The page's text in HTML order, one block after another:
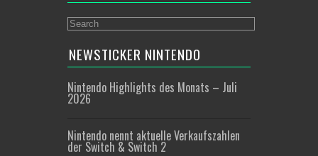
NEWSTICKER NINTENDO
Nintendo Highlights des Monats – Juli
2026
Nintendo nennt aktuelle Verkaufszahlen
der Switch & Switch 2